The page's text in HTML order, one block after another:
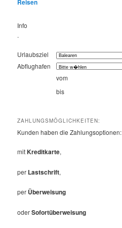
Reisen
Info
.
Urlaubsziel
Abflughafen
vom
bis
ZAHLUNGSMÖGLICHKEITEN:
Kunden haben die Zahlungsoptionen:
mitKreditkarte,
per Lastschrift,
per Überweisung
oderSofortüberweisung